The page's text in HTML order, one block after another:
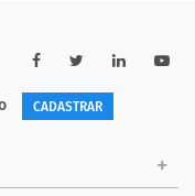
CADASTRAR